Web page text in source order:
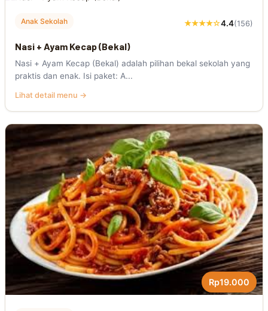
Anak Sekolah ★★★★☆4.4(156)
Nasi + Ayam Kecap (Bekal)
Nasi + Ayam Kecap (Bekal) adalah pilihan bekal sekolah yang
praktis dan enak. Isi paket: A...
Lihat detail menu →
Rp19.000